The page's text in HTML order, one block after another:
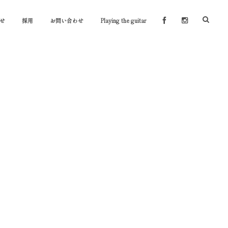
採用 お問い合わせ Playing the guitar